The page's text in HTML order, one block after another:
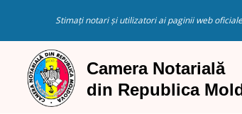
Stimați notari și utilizatori ai paginii web